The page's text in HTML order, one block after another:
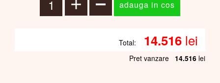
Total: 14.516 lei
Pret vanzare 14.516 lei